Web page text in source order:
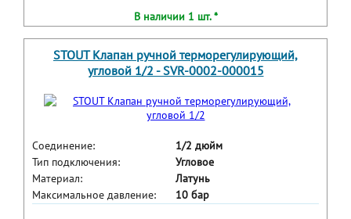
В наличии 1 шт. *
STOUT Клапан ручной терморегулирующий,
угловой 1/2 - SVR-0002-000015
Соединение:
1/2 дюйм
Тип подключения:
Угловое
Материал:
Латунь
Максимальное давление:
10 бар